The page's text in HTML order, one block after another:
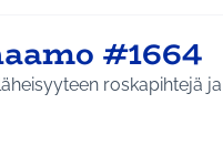
#1664
roskapihtejä